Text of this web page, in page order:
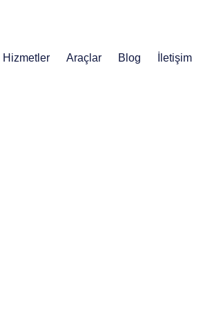
Hizmetler Araçlar Blog İletişim